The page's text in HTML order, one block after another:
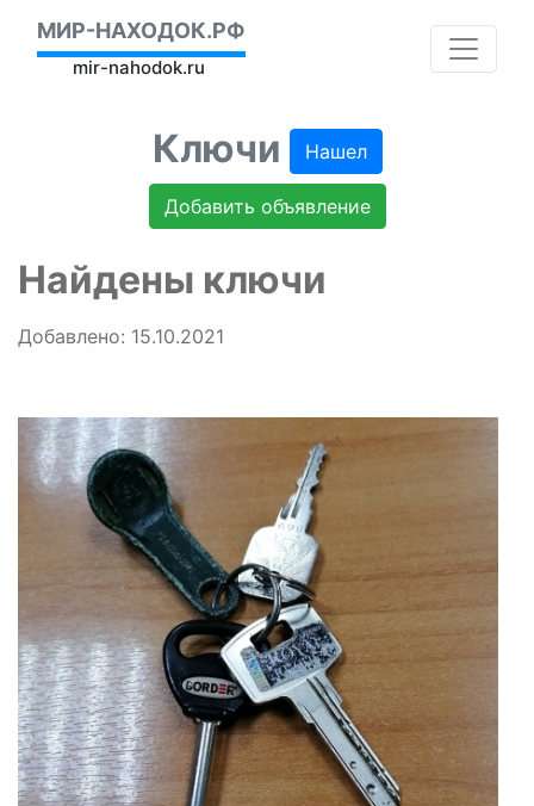
МИР-НАХОДОК.РФ
mir-nahodok.ru
Ключи Нашел
Добавить объявление
Найдены ключи
Добавлено: 15.10.2021